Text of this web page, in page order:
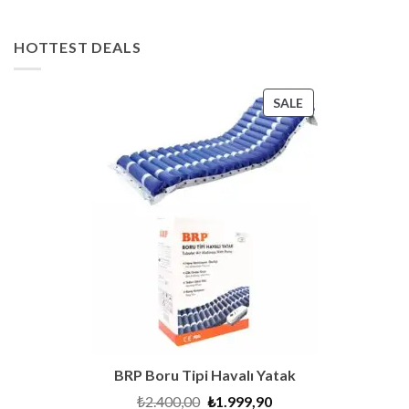
HOTTEST DEALS
SALEPRODUCT
ON
BRP Boru Tipi Havalı Yatak
₺2.400,00 Original
₺1.999,90Current